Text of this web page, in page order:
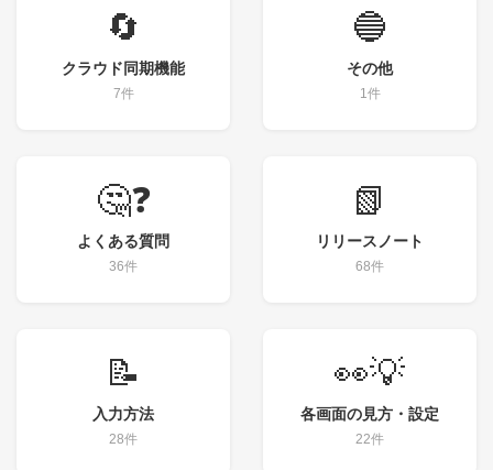
🔄
クラウド同期機能
7件
🔵
その他
1件
🤔❓
よくある質問
36件
📗
リリースノート
68件
📝
入力方法
28件
👀💡
各画面の見方・設定
22件